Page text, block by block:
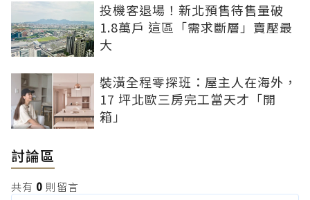
投機客退場！新北預售待售量破
1.8萬戶 這區「需求斷層」賣壓最
大
裝潢全程零探班：屋主人在海外，
17 坪北歐三房完工當天才「開
箱」
討論區
共有 0 則留言